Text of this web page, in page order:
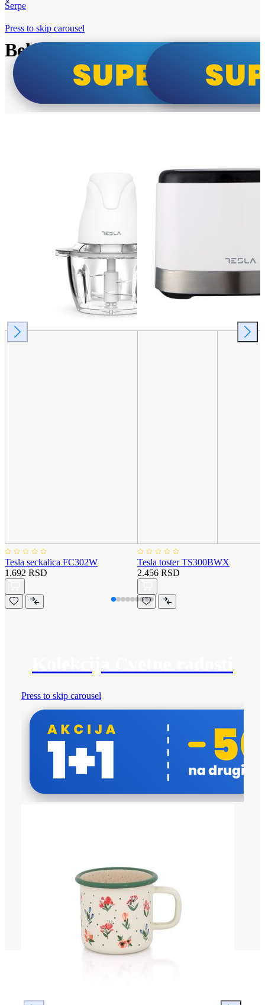
Šerpe
Beko i Tesla super cene
Press to skip carousel
Tesla seckalica FC302W
1.692 RSD
Tesla toster TS300BWX
2.456 RSD
Press to skip carousel